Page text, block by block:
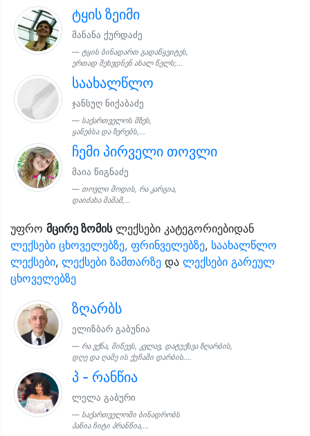
ტყის ზეიმი
მანანა ქურდაძე
ტყის ბინადართ გადაწყვიტეს,
ერთად შეხვდნენ ახალ წელს;...
საახალწლო
ჯანსუღ ნიქაბაძე
საქართველოს მზეს,
ყანებსა და ზვრებს,...
ჩემი პირველი თოვლი
მაია წიგნაძე
თოვლი მოდის, რა კარგია,
დაიძახა მამამ,...
უფრო მცირე ზომისლექსები კატეგორიებიდან
ლექსები ცხოველებზე, ფრინველებზე, საახალწლო
ლექსები, ლექსები ზამთარზე და ლექსები გარეულ
ცხოველებზე
ზღარბს
ელიზბარ გაბუნია
რა ვქნა, მიწევს, კვლავ, დატუქსვა ზღარბის,
დღე და ღამე ის ქუჩაში დარბის....
პ - რანწია
ლელა გაბური
საქართველოში ბინადრობს
პაწია ჩიტი პრანწია,...